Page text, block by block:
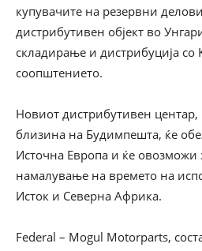
купувачите на резервни
дистрибутивен објект во
складирање и дистрибуција со
соопштението.
Новиот дистрибутивен
близина на Будимпешта, ќе
Источна Европа и ќе овозможи
намалување на времето на
Исток и Северна Африка.
Federal – Mogul Motorparts,